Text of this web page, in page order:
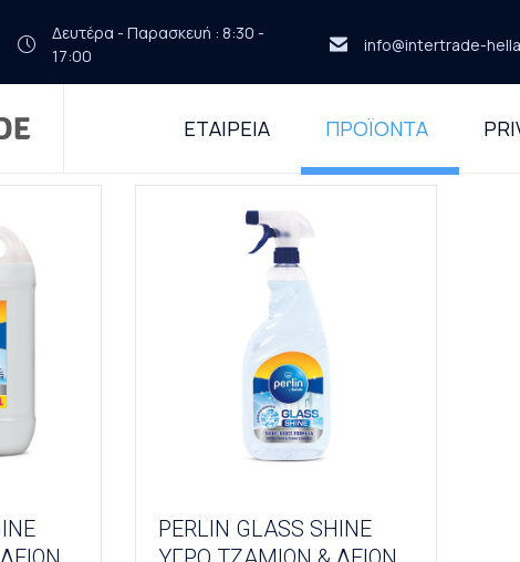
Δευτέρα - Παρασκευή : 8:30 -
17:00
info@intertrade-
ΕΤΑΙΡΕΙΑ ΠΡΟΪΟΝΤΑ
PERLIN GLASS SHINE